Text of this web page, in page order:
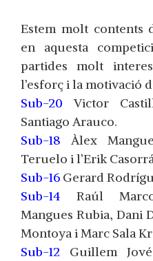
Estem molt contents
en aquesta
partides molt
l’esforç i la motivació
Sub-20 Victor
Santiago Arauco.
Sub-18 Àlex
Teruelo i l’Erik
Sub-16 Gerard
Sub-14 Raúl
Mangues Rubia, Dani
Montoya i Marc Sala
Sub-12 Guillem